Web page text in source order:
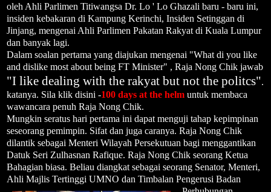
oleh Ahli Parlimen Titiwangsa Dr. Lo ' Lo Ghazali baru - baru ini,
insiden kebakaran di Kampung Kerinchi, Insiden Setinggan di
Jinjang, mengenai Ahli Parlimen Pakatan Rakyat di Kuala Lumpur
dan banyak lagi.
Dalam soalan pertama yang diajukan mengenai "What di you like
and dislike most about being FT Minister" , Raja Nong Chik jawab
"I like dealing with the rakyat but not the politcs".
katanya. Sila klik disini -100 days at the helm untuk membaca
wawancara penuh Raja Nong Chik.
Mungkin seratus hari pertama ini dapat menguji tahap kepimpinan
seseorang pemimpin. Sifat dan juga caranya. Raja Nong Chik
dilantik sebagai Menteri Wilayah Persekutuan bagi menggantikan
Datuk Seri Zulhasnan Rafique. Raja Nong Chik seorang Ketua
Bahagian biasa. Beliau diangkat sebagai seorang Senator, Menteri,
Ahli Majlis Tertinggi UMNO dan Timbalan Pengerusi Badan